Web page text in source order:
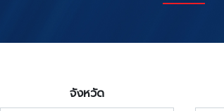
จังหวัด